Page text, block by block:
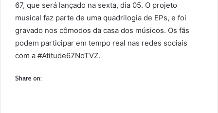
67, que será lançado na sexta, dia 05. O projeto
musical faz parte de uma quadrilogia de EPs, e foi
gravado nos cômodos da casa dos músicos. Os fãs
podem participar em tempo real nas redes sociais
com a #Atitude67NoTVZ.
Share on: